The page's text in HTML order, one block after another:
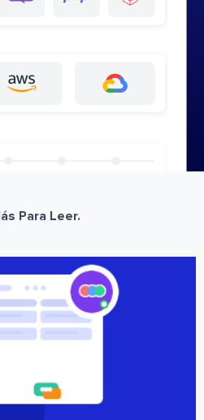
Para Leer.